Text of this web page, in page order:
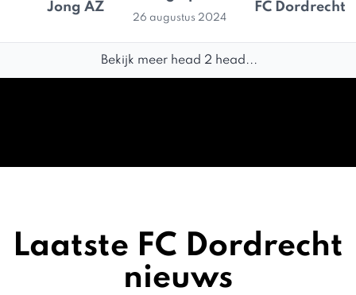
Jong AZ
26 augustus 2024
FC Dordrecht
Bekijk meer head 2 head...
Laatste FC Dordrecht
nieuws